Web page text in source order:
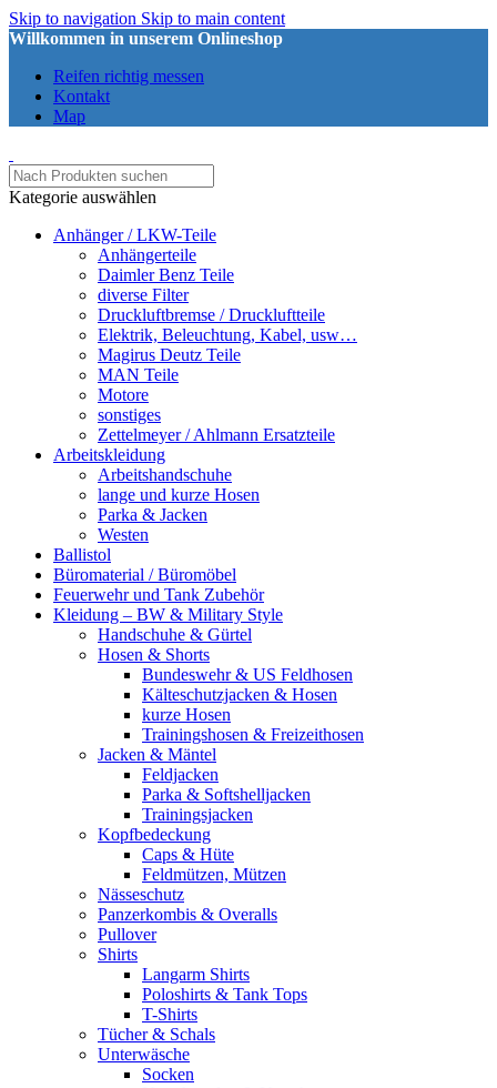
Skip to navigation Skip to main content
Willkommen in unserem Onlineshop
Reifen richtig messen
Kontakt
Map
Kategorie auswählen
Anhänger / LKW-Teile
Anhängerteile
Daimler Benz Teile
diverse Filter
Druckluftbremse / Druckluftteile
Elektrik, Beleuchtung, Kabel, usw…
Magirus Deutz Teile
MAN Teile
Motore
sonstiges
Zettelmeyer / Ahlmann Ersatzteile
Arbeitskleidung
Arbeitshandschuhe
lange und kurze Hosen
Parka & Jacken
Westen
Ballistol
Büromaterial / Büromöbel
Feuerwehr und Tank Zubehör
Kleidung – BW & Military Style
Handschuhe & Gürtel
Hosen & Shorts
Bundeswehr & US Feldhosen
Kälteschutzjacken & Hosen
kurze Hosen
Trainingshosen & Freizeithosen
Jacken & Mäntel
Feldjacken
Parka & Softshelljacken
Trainingsjacken
Kopfbedeckung
Caps & Hüte
Feldmützen, Mützen
Nässeschutz
Panzerkombis & Overalls
Pullover
Shirts
Langarm Shirts
Poloshirts & Tank Tops
T-Shirts
Tücher & Schals
Unterwäsche
Socken